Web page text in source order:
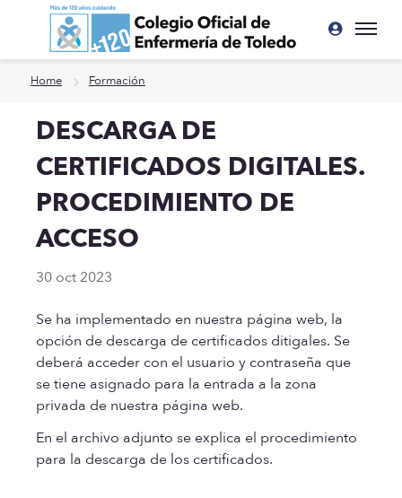
Ir a contenido principal
Home Formación
DESCARGA DE
CERTIFICADOS DIGITALES.
PROCEDIMIENTO DE
ACCESO
30 oct 2023
Se ha implementado en nuestra página web, la
opción de descarga de certificados ditigales. Se
deberá acceder con el usuario y contraseña que
se tiene asignado para la entrada a la zona
privada de nuestra página web.
En el archivo adjunto se explica el procedimiento
para la descarga de los certificados.